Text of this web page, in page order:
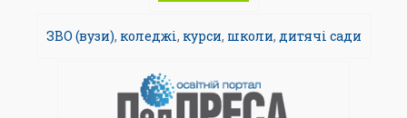
ЗВО (вузи), коледжі, курси, школи, дитячі сади